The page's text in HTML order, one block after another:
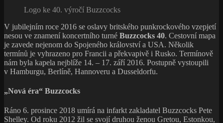
Logo ke 40. výročí Buzzcocks
V jubilejním roce 2016 se oslavy britského punkrockového vzepjetí
nesou ve znamení koncertního turné Buzzcocks 40. Cestovní mapa
je zavede nejenom do Spojeného království a USA. Několik
termínů je vyhrazeno pro Francii a překvapivě i Rusko. Termínově
nám byla kapela nejblíže 14. – 17. září 2016. Postupně vystoupili
v Hamburgu, Berlíně, Hannoveru a Dusseldorfu.
„Nová éra“ Buzzcocks
Ráno 6. prosince 2018 umírá na infarkt zakladatel Buzzcocks Pete
Shelley. Od roku 2012 žil se svojí druhou ženou Gretou, Estonkou,